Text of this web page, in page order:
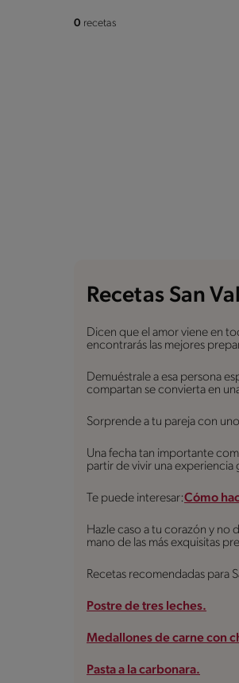
0 recetas
Recetas San
Dicen que el amor viene en
encontrarás las mejores
Demuéstrale a esa persona
compartan se convierta en
Sorprende a tu pareja con
Una fecha tan importante
partir de vivir una
Te puede interesar:Cómo
Hazle caso a tu corazón y no
mano de las más exquisitas
Recetas recomendadas para
Postre de tres leches.
Medallones de carne con
Pasta a la carbonara.